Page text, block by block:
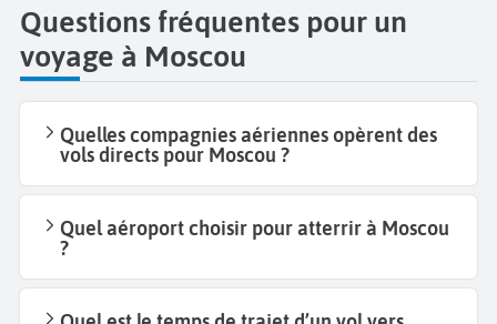
Questions fréquentes pour un
voyage à Moscou
Quelles compagnies aériennes opèrent des
vols directs pour Moscou ?
Quel aéroport choisir pour atterrir à Moscou
?